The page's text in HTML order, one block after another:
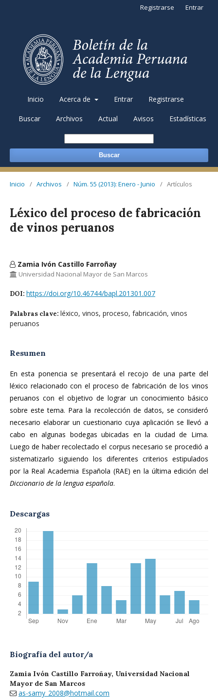
Inicio Acerca de Entrar Registrarse
Buscar Archivos Actual Avisos Estadísticas
Buscar
Registrarse Entrar
Inicio / Archivos / Núm. 55 (2013): Enero - Junio / Artículos
Léxico del proceso de fabricación
de vinos peruanos
Zamia Ivón Castillo Farroñay
Universidad Nacional Mayor de San Marcos
DOI: https://doi.org/10.46744/bapl.201301.007
Palabras clave: léxico, vinos, proceso, fabricación, vinos
peruanos
Resumen
En esta ponencia se presentará el recojo de una parte del
léxico relacionado con el proceso de fabricación de los vinos
peruanos con el objetivo de lograr un conocimiento básico
sobre este tema. Para la recolección de datos, se consideró
necesario elaborar un cuestionario cuya aplicación se llevó a
cabo en algunas bodegas ubicadas en la ciudad de Lima.
Luego de haber recolectado el corpus necesario se procedió a
sistematizarlo siguiendo los diferentes criterios estipulados
por la Real Academia Española (RAE) en la última edición del
Diccionario de la lengua española.
Descargas
Biografía del autor/a
Zamia Ivón Castillo Farroñay, Universidad Nacional
Mayor de San Marcos
as-samy_2008@hotmail.com